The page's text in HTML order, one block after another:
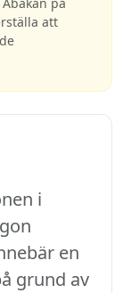
att
i
en
grund av